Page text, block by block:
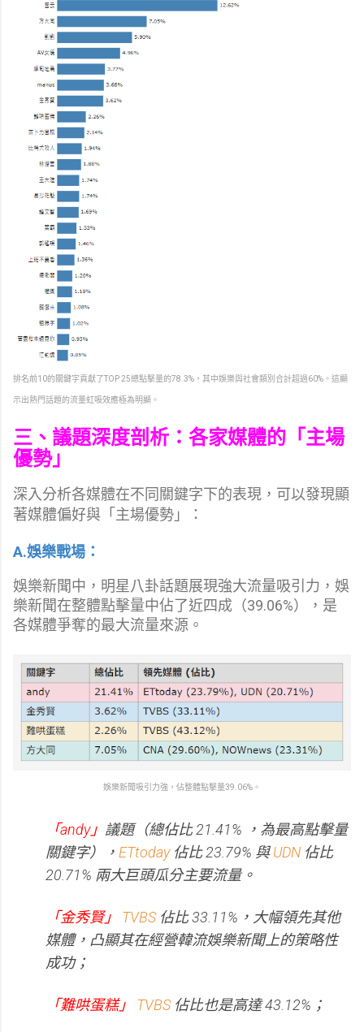
排名前10的關鍵字貢獻了TOP 25總點擊量的78.3%，其中娛樂與社會類別合計超過60%。這顯
示出熱門話題的流量虹吸效應極為明顯。
三、議題深度剖析：各家媒體的「主場
優勢」
深入分析各媒體在不同關鍵字下的表現，可以發現顯
著媒體偏好與「主場優勢」：
A.娛樂戰場：
娛樂新聞中，明星八卦話題展現強大流量吸引力，娛
樂新聞在整體點擊量中佔了近四成（39.06%），是
各媒體爭奪的最大流量來源。
娛樂新聞吸引力強，佔整體點擊量39.06%。
「andy」 議題（總佔比 21.41% ，為最高點擊量
關鍵字）， ETtoday 佔比 23.79% 與UDN 佔比
20.71% 兩大巨頭瓜分主要流量。
「金秀賢」 TVBS佔比 33.11%，大幅領先其他
媒體，凸顯其在經營韓流娛樂新聞上的策略性
成功；
「難哄蛋糕」 TVBS佔比也是高達 43.12%；